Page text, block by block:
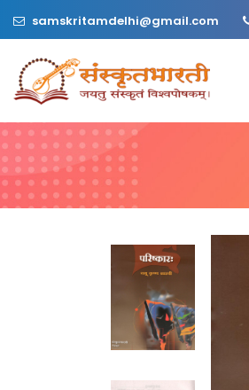
samskritamdelhi@gmail.com